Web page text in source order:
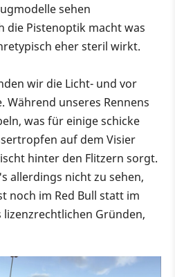
sehen
die Pistenoptik macht was
eher steril wirkt.
wir die Licht- und vor
Während unseres Rennens
was für einige schicke
auf dem Visier
hinter den Flitzern sorgt.
allerdings nicht zu sehen,
noch im Red Bull statt im
Gründen,